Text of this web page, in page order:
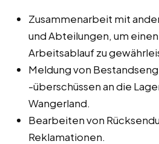
Zusammenarbeit mit
und Abteilungen, um
Arbeitsablauf zu
Meldung von
-überschüssen an die
Wangerland.
Bearbeiten von
Reklamationen.